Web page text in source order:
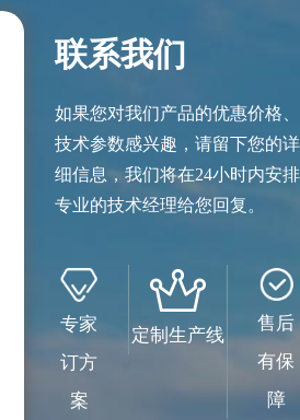
联系我们
如果您对我们产品的优惠价格、
技术参数感兴趣，请留下您的详
细信息，我们将在24小时内安排
专业的技术经理给您回复。
专家
订方
案
定制生产线
售后
有保
障